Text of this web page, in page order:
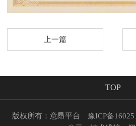
上一篇
TOP
版权所有：意昂平台 豫ICP备